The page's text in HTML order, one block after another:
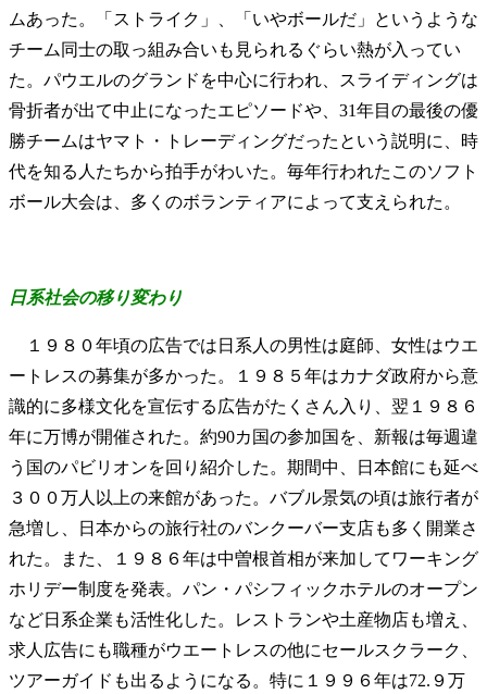
ムあった。「ストライク」、「いやボールだ」というような
チーム同士の取っ組み合いも見られるぐらい熱が入ってい
た。パウエルのグランドを中心に行われ、スライディングは
骨折者が出て中止になったエピソードや、31年目の最後の優
勝チームはヤマト・トレーディングだったという説明に、時
代を知る人たちから拍手がわいた。毎年行われたこのソフト
ボール大会は、多くのボランティアによって支えられた。
日系社会の移り変わり
１９８０年頃の広告では日系人の男性は庭師、女性はウエ
ートレスの募集が多かった。１９８５年はカナダ政府から意
識的に多様文化を宣伝する広告がたくさん入り、翌１９８６
年に万博が開催された。約90カ国の参加国を、新報は毎週違
う国のパビリオンを回り紹介した。期間中、日本館にも延べ
３００万人以上の来館があった。バブル景気の頃は旅行者が
急増し、日本からの旅行社のバンクーバー支店も多く開業さ
れた。また、１９８６年は中曽根首相が来加してワーキング
ホリデー制度を発表。パン・パシフィックホテルのオープン
など日系企業も活性化した。レストランや土産物店も増え、
求人広告にも職種がウエートレスの他にセールスクラーク、
ツアーガイドも出るようになる。特に１９９６年は72.９万